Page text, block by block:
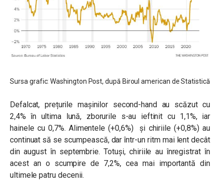
Sursa grafic: Washington Post, după Biroul american de Statistică
Defalcat, prețurile mașinilor second-hand au scăzut cu
2,4% în ultima lună, zborurile s-au ieftinit cu 1,1%, iar
hainele cu 0,7%. Alimentele (+0,6%) și chiriile (+0,8%) au
continuat să se scumpească, dar într-un ritm mai lent decât
din august în septembrie. Totuși, chiriile au înregistrat în
acest an o scumpire de 7,2%, cea mai importantă din
ultimele patru decenii.